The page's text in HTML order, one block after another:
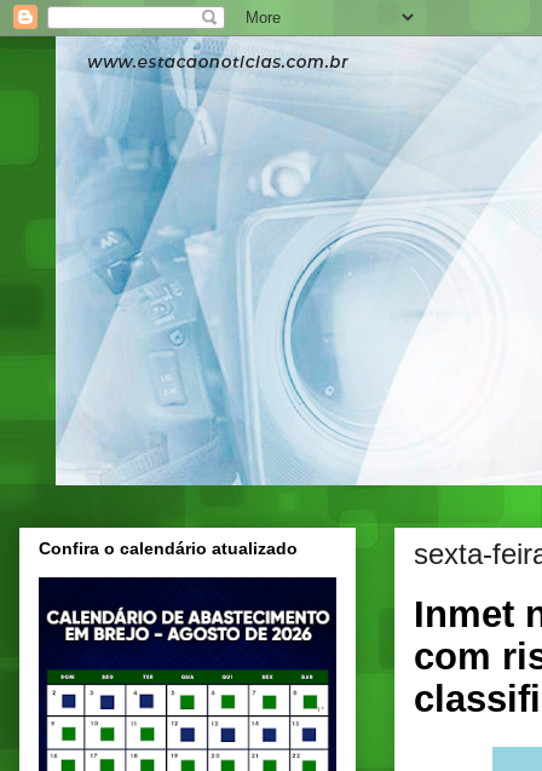
sexta-
Inmet
com
Confira o calendário atualizado